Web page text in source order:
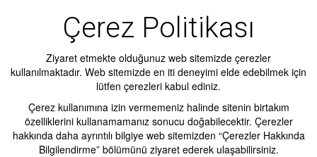
Çerez Politikası
Ziyaret etmekte olduğunuz web sitemizde çerezler
kullanılmaktadır. Web sitemizde en iti deneyimi elde edebilmek için
lütfen çerezleri kabul ediniz.
Çerez kullanımına izin vermemeniz halinde sitenin birtakım
özelliklerini kullanamamanız sonucu doğabilecektir. Çerezler
hakkında daha ayrıntılı bilgiye web sitemizden “Çerezler Hakkında
Bilgilendirme” bölümünü ziyaret ederek ulaşabilirsiniz.